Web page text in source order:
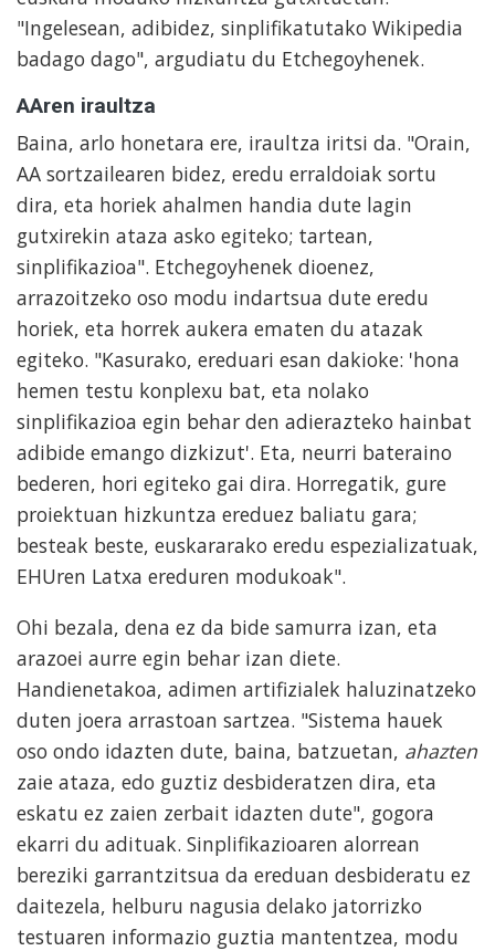
"Ingelesean, adibidez, sinplifikatutako Wikipedia
badago dago", argudiatu du Etchegoyhenek.
AAren iraultza
Baina, arlo honetara ere, iraultza iritsi da. "Orain,
AA sortzailearen bidez, eredu erraldoiak sortu
dira, eta horiek ahalmen handia dute lagin
gutxirekin ataza asko egiteko; tartean,
sinplifikazioa". Etchegoyhenek dioenez,
arrazoitzeko oso modu indartsua dute eredu
horiek, eta horrek aukera ematen du atazak
egiteko. "Kasurako, ereduari esan dakioke: 'hona
hemen testu konplexu bat, eta nolako
sinplifikazioa egin behar den adierazteko hainbat
adibide emango dizkizut'. Eta, neurri bateraino
bederen, hori egiteko gai dira. Horregatik, gure
proiektuan hizkuntza ereduez baliatu gara;
besteak beste, euskararako eredu espezializatuak,
EHUren Latxa ereduren modukoak".
Ohi bezala, dena ez da bide samurra izan, eta
arazoei aurre egin behar izan diete.
Handienetakoa, adimen artifizialek haluzinatzeko
duten joera arrastoan sartzea. "Sistema hauek
oso ondo idazten dute, baina, batzuetan, ahazten
zaie ataza, edo guztiz desbideratzen dira, eta
eskatu ez zaien zerbait idazten dute", gogora
ekarri du adituak. Sinplifikazioaren alorrean
bereziki garrantzitsua da ereduan desbideratu ez
daitezela, helburu nagusia delako jatorrizko
testuaren informazio guztia mantentzea, modu